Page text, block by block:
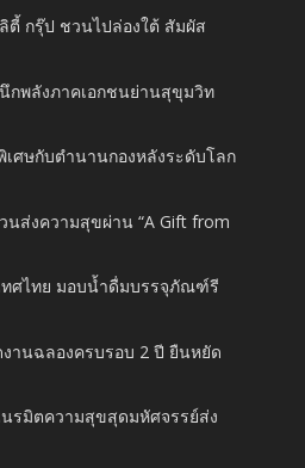
ตี้ กรุ๊ป ชวนไปล่องใต้ สัมผัส
นึกพลังภาคเอกชนย่านสุขุมวิท
ศษกับตำนานกองหลังระดับโลก
ส่งความสุขผ่าน “A Gift from
ทศไทย มอบน้ำดื่มบรรจุภัณฑ์รี
งานฉลองครบรอบ 2 ปี ยืนหยัด
รมิตความสุขสุดมหัศจรรย์ส่ง